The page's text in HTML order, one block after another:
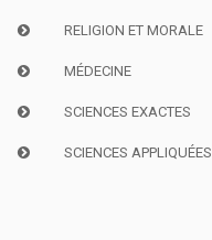
RELIGION ET MORALE
MÉDECINE
SCIENCES EXACTES
SCIENCES APPLIQUÉES